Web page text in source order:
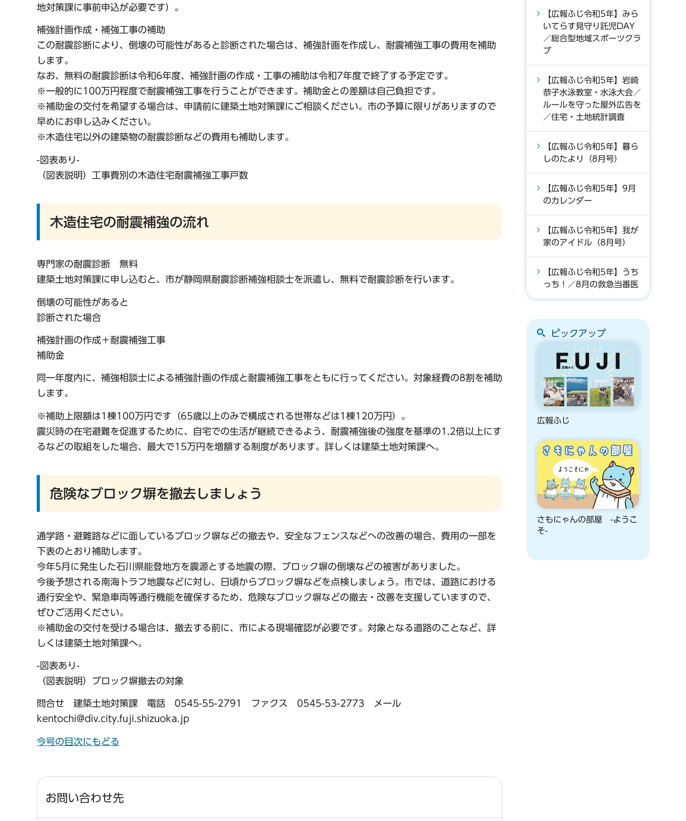
地対策課に事前申込が必要です）。
補強計画作成・補強工事の補助
この耐震診断により、倒壊の可能性があると診断された場合は、補強計画を作成し、耐震補強工事の費用を補助
します。
なお、無料の耐震診断は令和6年度、補強計画の作成・工事の補助は令和7年度で終了する予定です。
※一般的に100万円程度で耐震補強工事を行うことができます。補助金との差額は自己負担です。
※補助金の交付を希望する場合は、申請前に建築土地対策課にご相談ください。市の予算に限りがありますので
早めにお申し込みください。
※木造住宅以外の建築物の耐震診断などの費用も補助します。
-図表あり-
（図表説明）工事費別の木造住宅耐震補強工事戸数
木造住宅の耐震補強の流れ
専門家の耐震診断 無料
建築土地対策課に申し込むと、市が静岡県耐震診断補強相談士を派遣し、無料で耐震診断を行います。
倒壊の可能性があると
診断された場合
補強計画の作成＋耐震補強工事
補助金
同一年度内に、補強相談士による補強計画の作成と耐震補強工事をともに行ってください。対象経費の8割を補助
します。
※補助上限額は1棟100万円です（65歳以上のみで構成される世帯などは1棟120万円）。
震災時の在宅避難を促進するために、自宅での生活が継続できるよう、耐震補強後の強度を基準の1.2倍以上にす
るなどの取組をした場合、最大で15万円を増額する制度があります。詳しくは建築土地対策課へ。
危険なブロック塀を撤去しましょう
通学路・避難路などに面しているブロック塀などの撤去や、安全なフェンスなどへの改善の場合、費用の一部を
下表のとおり補助します。
今年5月に発生した石川県能登地方を震源とする地震の際、ブロック塀の倒壊などの被害がありました。
今後予想される南海トラフ地震などに対し、日頃からブロック塀などを点検しましょう。市では、道路における
通行安全や、緊急車両等通行機能を確保するため、危険なブロック塀などの撤去・改善を支援していますので、
ぜひご活用ください。
※補助金の交付を受ける場合は、撤去する前に、市による現場確認が必要です。対象となる道路のことなど、詳
しくは建築土地対策課へ。
-図表あり-
（図表説明）ブロック塀撤去の対象
問合せ 建築土地対策課 電話 0545-55-2791 ファクス 0545-53-2773 メール
kentochi@div.city.fuji.shizuoka.jp
今号の目次にもどる
お問い合わせ先
【広報ふじ令和5年】みら
いてらす見守り託児DAY
／総合型地域スポーツクラ
ブ
【広報ふじ令和5年】岩崎
恭子水泳教室・水泳大会／
ルールを守った屋外広告を
／住宅・土地統計調査
【広報ふじ令和5年】暮ら
しのたより（8月号）
【広報ふじ令和5年】9月
のカレンダー
【広報ふじ令和5年】我が
家のアイドル（8月号）
【広報ふじ令和5年】うち
っち！／8月の救急当番医
ピックアップ
広報ふじ
さもにゃんの部屋 -ようこ
そ-